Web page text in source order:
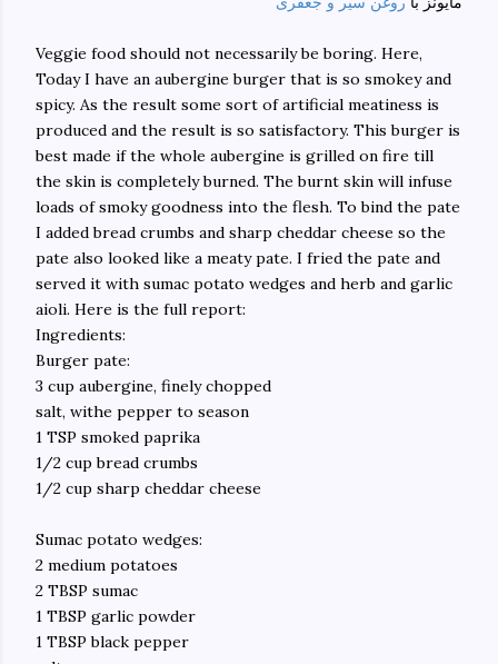
Veggie food should not necessarily be boring. Here,
Today I have an aubergine burger that is so smokey and
spicy. As the result some sort of artificial meatiness is
produced and the result is so satisfactory. This burger is
best made if the whole aubergine is grilled on fire till
the skin is completely burned. The burnt skin will infuse
loads of smoky goodness into the flesh. To bind the pate
I added bread crumbs and sharp cheddar cheese so the
pate also looked like a meaty pate. I fried the pate and
served it with sumac potato wedges and herb and garlic
aioli. Here is the full report:
Ingredients:
Burger pate:
3 cup aubergine, finely chopped
salt, withe pepper to season
1 TSP smoked paprika
1/2 cup bread crumbs
1/2 cup sharp cheddar cheese
Sumac potato wedges:
2 medium potatoes
2 TBSP sumac
1 TBSP garlic powder
1 TBSP black pepper